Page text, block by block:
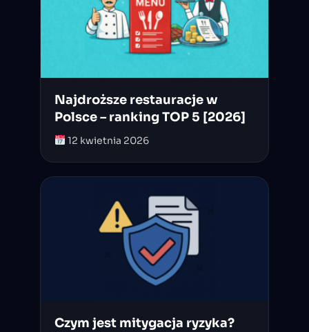
Najdroższe restauracje w
Polsce – ranking TOP 5 [2026]
12 kwietnia 2026
Czym jest mitygacja ryzyka?